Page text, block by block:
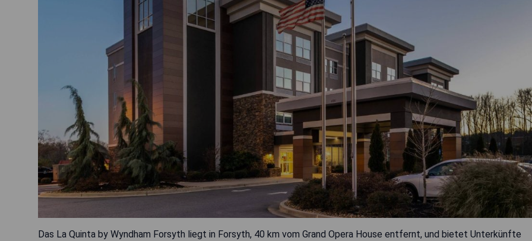
Das La Quinta by Wyndham Forsyth liegt in Forsyth, 40 km vom Grand Opera House entfernt, und bietet Unterkünfte